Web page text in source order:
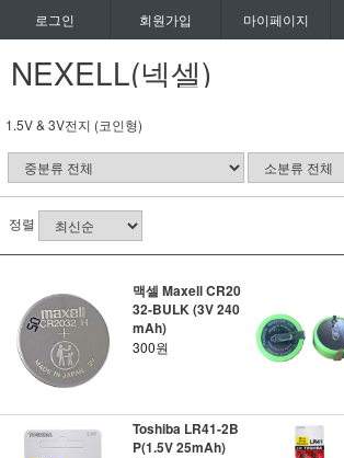
로그인 회원가입 마이페이지
NEXELL(넥셀)
1.5V & 3V전지 (코인형)
정렬
맥셀 Maxell CR20
32-BULK (3V 240
mAh)
300원
Toshiba LR41-2B
P(1.5V 25mAh)